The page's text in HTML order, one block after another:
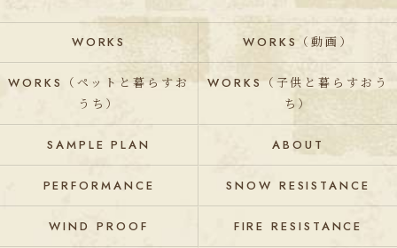
WORKS WORKS（動画）
WORKS（ペットと暮らすお
うち）
WORKS（子供と暮らすおう
ち）
SAMPLE PLAN ABOUT
PERFORMANCE SNOW RESISTANCE
WIND PROOF FIRE RESISTANCE